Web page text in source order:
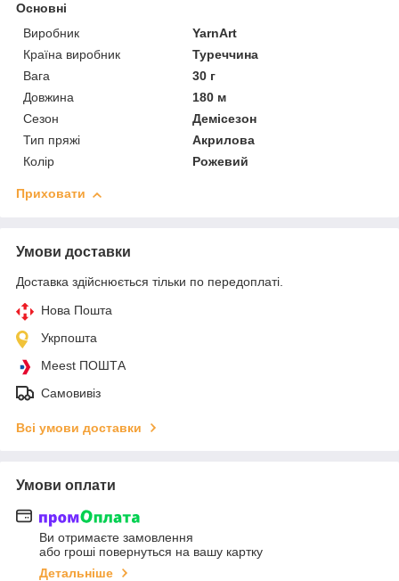
Основні
Виробник
YarnArt
Країна виробник
Туреччина
Вага
30 г
Довжина
180 м
Сезон
Демісезон
Тип пряжі
Акрилова
Колір
Рожевий
Приховати
Умови доставки
Доставка здійснюється тільки по передоплаті.
Нова Пошта
Укрпошта
Meest ПОШТА
Самовивіз
Всі умови доставки
Умови оплати
Ви отримаєте замовлення
або гроші повернуться на вашу картку
Детальніше